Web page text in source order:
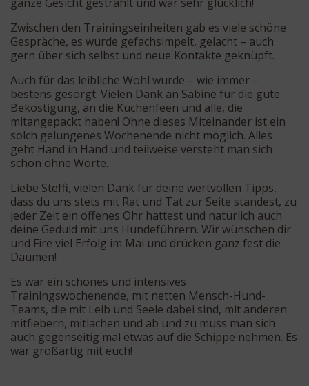
Zwischen den Trainingseinheiten gab es viele schöne
Gespräche, es wurde gefachsimpelt, gelacht – auch
gern über sich selbst und neue Kontakte geknüpft.
Auch für das leibliche Wohl wurde – wie immer –
bestens gesorgt. Vielen Dank an Sabine für die gute
Beköstigung, an die Kuchenfeen und alle, die
mitangepackt haben! Ohne dieses Miteinander ist ein
solch gelungenes Wochenende nicht möglich. Alles
geht Hand in Hand und teilweise versteht man sich
schon ohne Worte.
Liebe Steffi, vielen Dank für deine wertvollen Tipps,
dass du uns stets mit Rat und Tat zur Seite standest, zu
jeder Zeit ein offenes Ohr hattest und natürlich auch
deine Geduld mit uns Hundeführern. Wir wünschen dir
und Fire viel Erfolg im Mai und drücken ganz fest die
Daumen!
Es war ein schönes und intensives
Trainingswochenende, mit netten Mensch-Hund-
Teams, die mit Leib und Seele dabei sind, mit anderen
mitfiebern, mitlachen und ab und zu muss man sich
auch gegenseitig mal etwas auf die Schippe nehmen. Es
war großartig mit euch!